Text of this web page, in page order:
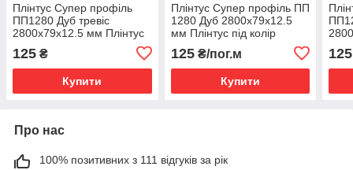
Плінтус Супер профіль
ПП1280 Дуб тревіс
2800х79х12.5 мм Плінтус
високий Широкий плінтус
для підлоги
125 ₴
Купити
Плінтус Супер профіль ПП
1280 Дуб 2800х79х12.5
мм Плінтус під колір
підлоги Плоский плінтус
для підлоги
125₴/пог.м
Купити
125
Про нас
100% позитивних з 111 відгуків за рік